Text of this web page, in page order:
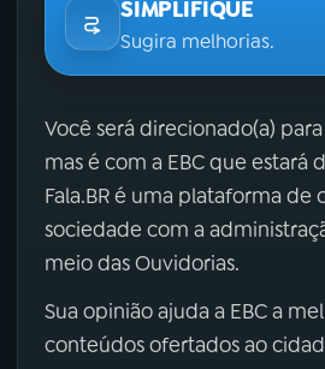
SIMPLIFIQUE
Sugira melhorias.
Você será direcionado(a) para
mas é com a EBC que estará
Fala.BR é uma plataforma de
sociedade com a
meio das Ouvidorias.
Sua opinião ajuda a EBC a
conteúdos ofertados ao